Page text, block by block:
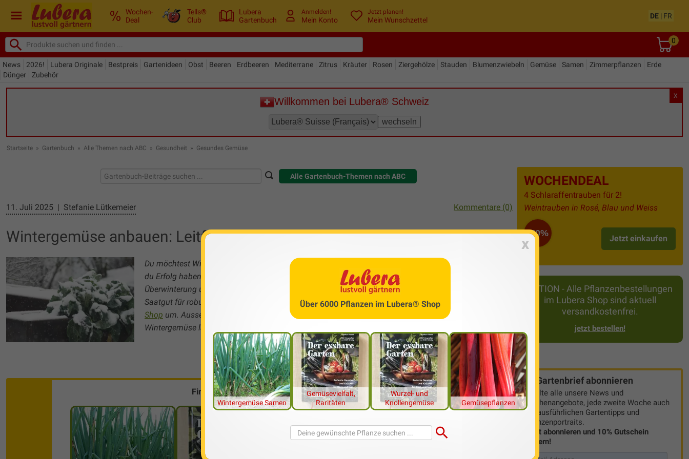
Wochen-
Deal
Tells®
Club
Lubera
Gartenbuch
Anmelden!
Mein Konto
Jetzt planen!
Mein Wunschzettel
DE | FR
0
News 2026! Lubera Originale Bestpreis Gartenideen Obst Beeren Erdbeeren Mediterrane Zitrus Kräuter Rosen Ziergehölze Stauden Blumenzwiebeln Gemüse Samen Zimmerpflanzen
Erde
Dünger
Zubehör
X
Willkommen bei Lubera® Schweiz
Startseite » Gartenbuch » Alle Themen nach ABC » Gesundheit » Gesundes Gemüse
WOCHENDEAL
4 Schlaraffentrauben für 2!
Weintrauben in Rosé, Blau und Weiss
-50%
Jetzt einkaufen
AKTION - Alle Pflanzenbestellungen
im Lubera Shop sind aktuell
versandkostenfrei.
jetzt bestellen!
Gartenbrief abonnieren
Erhalte alle unsere News und
Wochenangebote, jede zweite Woche auch
mit ausführlichen Gartentipps und
Pflanzenportraits.
Jetzt abonnieren und 10% Gutschein
sichern!
Alle Gartenbuch-Themen nach ABC
11. Juli 2025 | Stefanie Lütkemeier Kommentare (0)
Wintergemüse anbauen: Leitfaden von Aussaat bis Ernte
Du möchtest Wintergemüse anbauen? Mit der richtigen Planung und den richtigen Gemüsesorten wirst
du Erfolg haben. Hier erfährst du alles Wichtige rund um Aussaatzeiten, geeignete Sorten, Pflege,
Überwinterung und Ernte. Wir nennen dir die besten Sorten für deinen Garten. Wenn du passendes
Saatgut für robuste und winterharte
Wintergemüse kaufenmöchtest, schau dich bei uns im
Shop um. Ausserdem geben wir dir eine DIY-Anleitung für eine funktionelle Holzkiste, in der du deine
Wintergemüse lagern kannst.
Finde die passenden Produkte im Lubera® Shop
x
Über 6000 Pflanzen im Lubera® Shop
Wintergemüse Samen
Gemüsevielfalt,
Raritäten
Wurzel- und
Knollengemüse
Gemüsepflanzen